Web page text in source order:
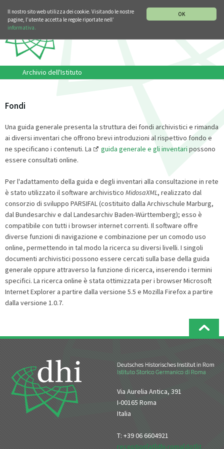
OK
Il nostro sito web utilizza dei cookie. Visitando le nostre
pagine, l’utente accetta le regole riportate nell’
informativa.
Archivio dell'Istituto
Fondi
Una guida generale presenta la struttura dei fondi archivistici e rimanda
ai diversi inventari che offrono brevi introduzioni al rispettivo fondo e
ne specificano i contenuti. La
guida generale e gli inventari possono
essere consultati online.
Per l'adattamento della guida e degli inventari alla consultazione in rete
è stato utilizzato il software archivistico MidosaXML, realizzato dal
consorzio di sviluppo PARSIFAL (costituito dalla Archivschule Marburg,
dal Bundesarchiv e dal Landesarchiv Baden-Württemberg); esso è
compatibile con tutti i browser internet correnti. Il software offre
diverse funzioni di navigazione e combinazione per un comodo uso
online, permettendo in tal modo la ricerca su diversi livelli. I singoli
documenti archivistici possono essere cercati sulla base della guida
generale oppure attraverso la funzione di ricerca, inserendo i termini
specifici. La ricerca online è stata ottimizzata per i browser Microsoft
Internet Explorer a partire dalla versione 5.5 e Mozilla Firefox a partire
dalla versione 1.0.7.
Via Aurelia Antica, 391
I-00165 Roma
Italia
T: +39 06 6604921
reception[at]dhi-roma[dot]it